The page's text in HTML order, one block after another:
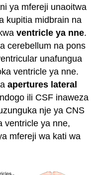
ya mfereji unaoitwa
kupitia midbrain na
ventricle ya nne.
cerebellum na pons
unafungua
ventricle ya nne.
apertures lateral
ili CSF inaweza
nje ya CNS
ventricle ya nne,
mfereji wa kati wa